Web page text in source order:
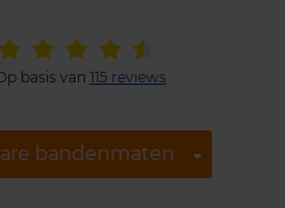
basis van 115 reviews
bandenmaten
bandenmaten